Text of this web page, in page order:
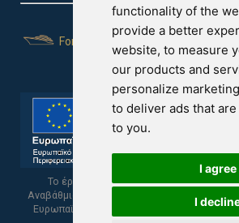
functionality of the
provide a better
website, to measure
our products and
personalize
to deliver ads that
to you.
I agree
I
For Yachts
Το έργο υποβλήθηκε στα πλαίσια του
Αναβάθμισης των Επιχειρήσεων και
Ευρωπαϊκό Ταμείο Περιφερειακής